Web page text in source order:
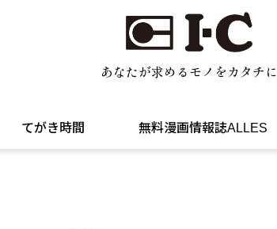
あなたが求めるモノをカタチに
てがき時間 無料漫画情報誌ALLES